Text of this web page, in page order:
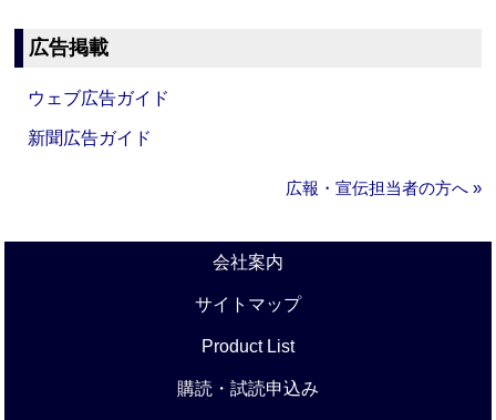
広告掲載
ウェブ広告ガイド
新聞広告ガイド
広報・宣伝担当者の方へ »
会社案内
サイトマップ
Product List
購読・試読申込み